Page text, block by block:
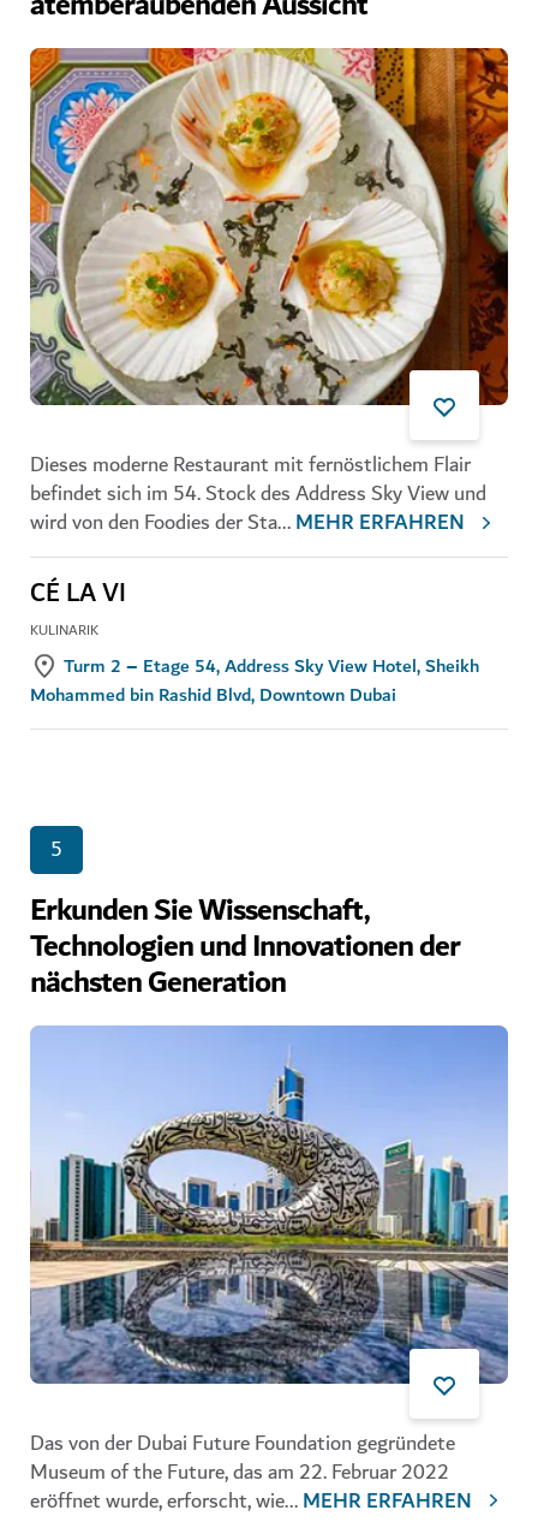
Dieses moderne Restaurant mit fernöstlichem Flair
befindet sich im 54. Stock des Address Sky View und
wird von den Foodies der Sta...MEHR ERFAHREN
CÉ LA VI
KULINARIK
Turm 2 – Etage 54, Address Sky View Hotel, Sheikh
Mohammed bin Rashid Blvd, Downtown Dubai
5
Erkunden Sie Wissenschaft,
Technologien und Innovationen der
nächsten Generation
Das von der Dubai Future Foundation gegründete
Museum of the Future, das am 22. Februar 2022
eröffnet wurde, erforscht, wie...MEHR ERFAHREN